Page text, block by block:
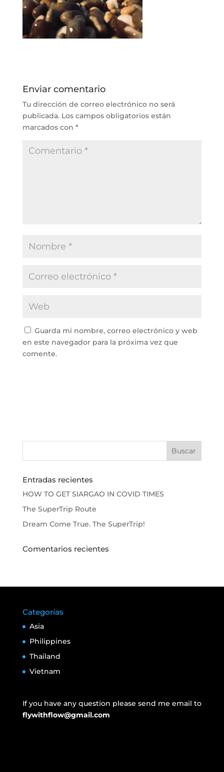
Enviar comentario
Tu dirección de correo electrónico no será
publicada. Los campos obligatorios están
marcados con *
Guarda mi nombre, correo electrónico y web
en este navegador para la próxima vez que
comente.
Entradas recientes
HOW TO GET SIARGAO IN COVID TIMES
The SuperTrip Route
Dream Come True. The SuperTrip!
Comentarios recientes
Categorías
Asia
Philippines
Thailand
Vietnam
If you have any question please send me email to
flywithflow@gmail.com